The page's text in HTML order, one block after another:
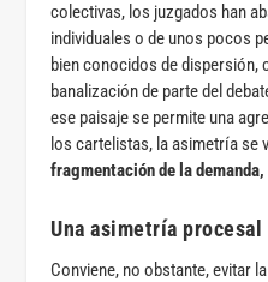
colectivas, los juzgados han
individuales o de unos pocos
bien conocidos de dispersión,
banalización de parte del
ese paisaje se permite una
los cartelistas, la asimetría se
fragmentación de la
Una asimetría
Conviene, no obstante, evitar